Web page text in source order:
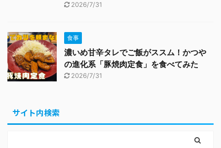
2026/7/31
食事
濃いめ甘辛タレでご飯がススム！かつや
の進化系「豚焼肉定食」を食べてみた
2026/7/31
サイト内検索